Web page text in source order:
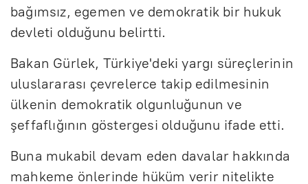
bağımsız, egemen ve demokratik bir hukuk
devleti olduğunu belirtti.
Bakan Gürlek, Türkiye'deki yargı süreçlerinin
uluslararası çevrelerce takip edilmesinin
ülkenin demokratik olgunluğunun ve
şeffaflığının göstergesi olduğunu ifade etti.
Buna mukabil devam eden davalar hakkında
mahkeme önlerinde hüküm verir nitelikte